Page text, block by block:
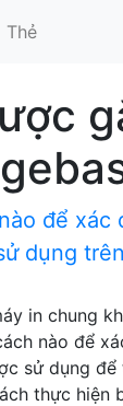
Thẻ
để xác
dụng
in chung
nào để
sử dụng
thực hiện